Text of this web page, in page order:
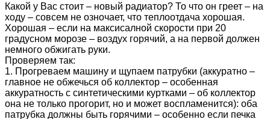
Какой у Вас стоит – новый радиатор? То что он греет – на
ходу – совсем не озночает, что теплоотдача хорошая.
Хорошая – если на максисалной скорости при 20
градусном морозе – воздух горячий, а на первой должен
немного обжигать руки.
Проверяем так:
1. Прогреваем машину и щупаем патрубки (аккуратно –
главное не обжечься об коллектор – особенная
аккуратность с синтетическими куртками – об коллектор
она не только прогорит, но и может воспламенится): оба
патрубка должны быть горячими – особенно если печка